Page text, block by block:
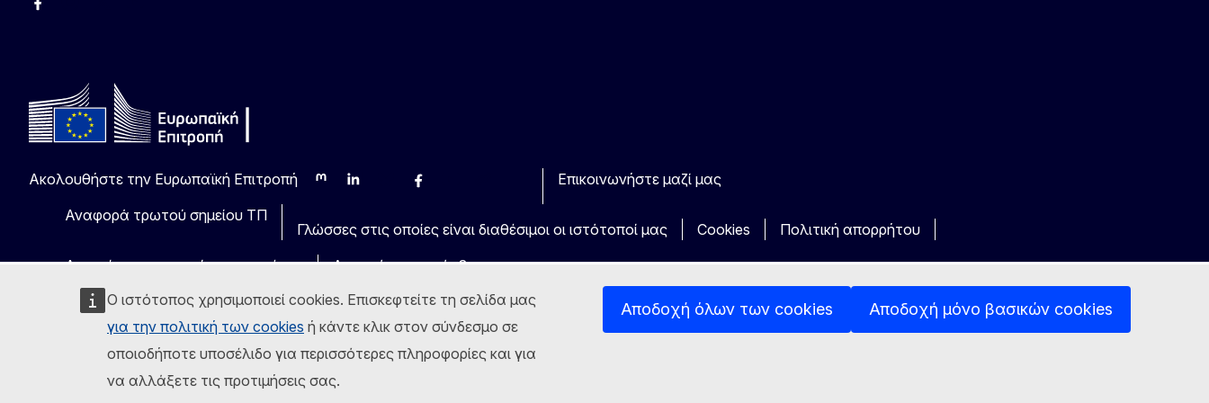
Ο ιστότοπος χρησιμοποιεί cookies. Επισκεφτείτε τη σελίδα μας
για την πολιτική των cookies ή κάντε κλικ στον σύνδεσμο σε
οποιοδήποτε υποσέλιδο για περισσότερες πληροφορίες και για
να αλλάξετε τις προτιμήσεις σας.
Αποδοχή όλων των cookies Αποδοχή μόνο βασικών cookies
Facebook
Ακολουθήστε την Ευρωπαϊκή Επιτροπή
MastodonLinkedInBlueskyFacebook
Επικοινωνήστε μαζί μας
Αναφορά τρωτού σημείου ΤΠ
Γλώσσες στις οποίες είναι διαθέσιμοι οι ιστότοποί μας
Cookies
Πολιτική απορρήτου
Ανακοίνωση νομικού περιεχομένου
Δυνατότητα πρόσβασης